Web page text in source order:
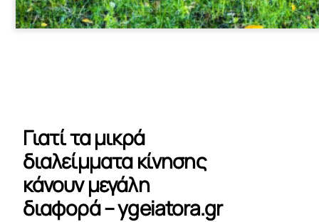
Γιατί τα μικρά
διαλείμματα κίνησης
κάνουν μεγάλη
διαφορά – ygeiatora.gr